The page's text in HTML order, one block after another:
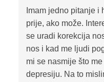
Imam jedno pitanje i
prije, ako može.
se uradi korekcija
nos i kad me ljudi
mi se nasmije što
depresiju. Na to